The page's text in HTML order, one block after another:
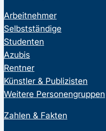
Arbeitnehmer
Selbstständige
Studenten
Azubis
Rentner
Künstler & Publizisten
Weitere Personengruppen
Zahlen & Fakten